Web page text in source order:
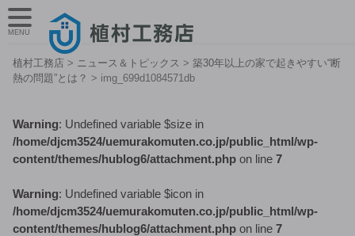
植村工務店 > ニュース＆トピックス > 築30年以上の家で起きやすい“断
熱の問題”とは？ > img_699d1084571db
Warning: Undefined variable $size in
/home/djcm3524/uemurakomuten.co.jp/public_html/wp-
content/themes/hublog6/attachment.php on line 7
Warning: Undefined variable $icon in
/home/djcm3524/uemurakomuten.co.jp/public_html/wp-
content/themes/hublog6/attachment.php on line 7
MENU